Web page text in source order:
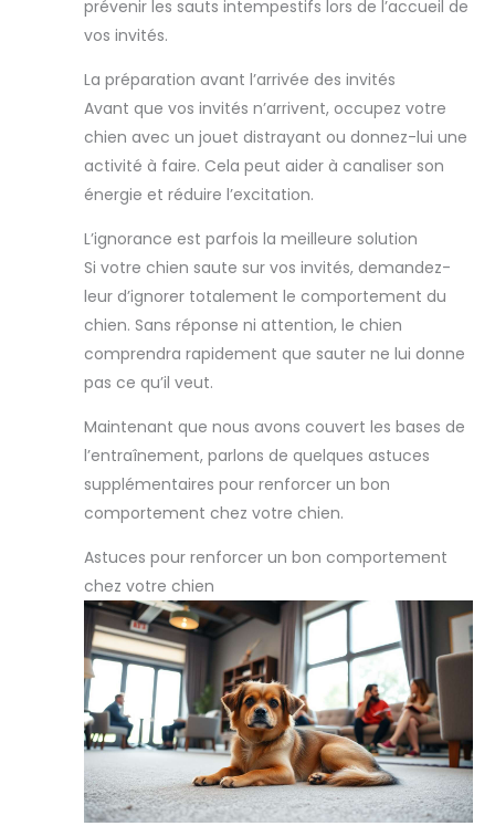
prévenir les sauts intempestifs lors de l’accueil de
vos invités.
La préparation avant l’arrivée des invités
Avant que vos invités n’arrivent, occupez votre
chien avec un jouet distrayant ou donnez-lui une
activité à faire. Cela peut aider à canaliser son
énergie et réduire l’excitation.
L’ignorance est parfois la meilleure solution
Si votre chien saute sur vos invités, demandez-
leur d’ignorer totalement le comportement du
chien. Sans réponse ni attention, le chien
comprendra rapidement que sauter ne lui donne
pas ce qu’il veut.
Maintenant que nous avons couvert les bases de
l’entraînement, parlons de quelques astuces
supplémentaires pour renforcer un bon
comportement chez votre chien.
Astuces pour renforcer un bon comportement
chez votre chien